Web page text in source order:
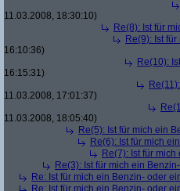
11.03.2008, 18:30:10)
Re(8): Ist für
Re(9): Ist
16:10:36)
Re(10):
16:15:31)
11.03.2008, 17:01:37)
11.03.2008, 18:05:40)
Re(5): Ist für mich ein
Re(6): Ist für mich
Re(7): Ist für
Re(3): Ist für mich ein
Re: Ist für mich ein Benzin- oder
Re: Ist für mich ein Benzin- oder